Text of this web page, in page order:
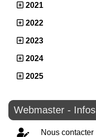
2021
2022
2023
2024
2025
Webmaster - Infos
Nous contacter